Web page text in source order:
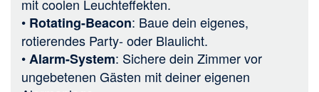
mit coolen Leuchteffekten.
• Rotating-Beacon: Baue dein eigenes,
rotierendes Party- oder Blaulicht.
•Alarm-System: Sichere dein Zimmer vor
ungebetenen Gästen mit deiner eigenen